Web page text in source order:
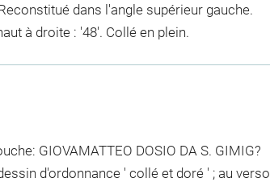
dans l'angle supérieur gauche.
à droite : '48'. Collé en plein.
GIOVAMATTEO DOSIO DA S. GIMIG?
d'ordonnance ' collé et doré ' ; au verso